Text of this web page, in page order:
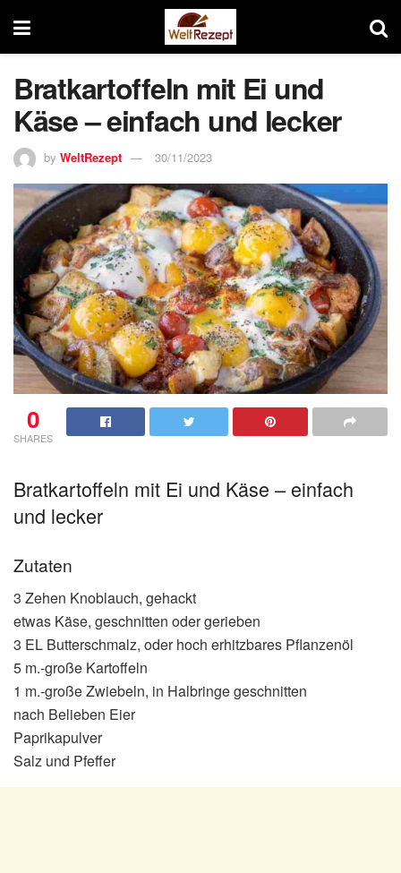
Bratkartoffeln mit Ei und
Käse – einfach und lecker
by WeltRezept 30/11/2023
0
SHARES
Bratkartoffeln mit Ei und Käse – einfach
und lecker
Zutaten
3 Zehen Knoblauch, gehackt
etwas Käse, geschnitten oder gerieben
3 EL Butterschmalz, oder hoch erhitzbares Pflanzenöl
5 m.-große Kartoffeln
1 m.-große Zwiebeln, in Halbringe geschnitten
nach Belieben Eier
Paprikapulver
Salz und Pfeffer